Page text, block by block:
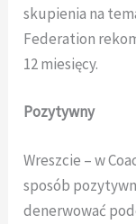
skupienia na
Federation
12 miesięcy.
Pozytywny
Wreszcie – w
sposób
denerwować